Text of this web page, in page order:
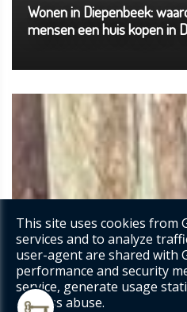
Wonen in Diepenbeek:
mensen een huis kopen in
This site uses cookies from
services and to analyze
user-agent are shared with
performance and security
service, generate usage
address abuse.